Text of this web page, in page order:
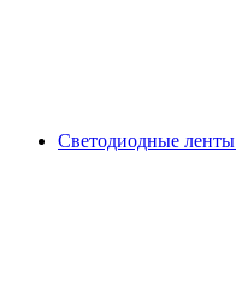
Светодиодные ленты